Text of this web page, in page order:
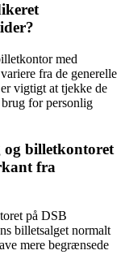
med
fra de generelle
vigtigt at tjekke de
for personlig
og billetkontoret
fra
på DSB
billetsalget normalt
mere begrænsede